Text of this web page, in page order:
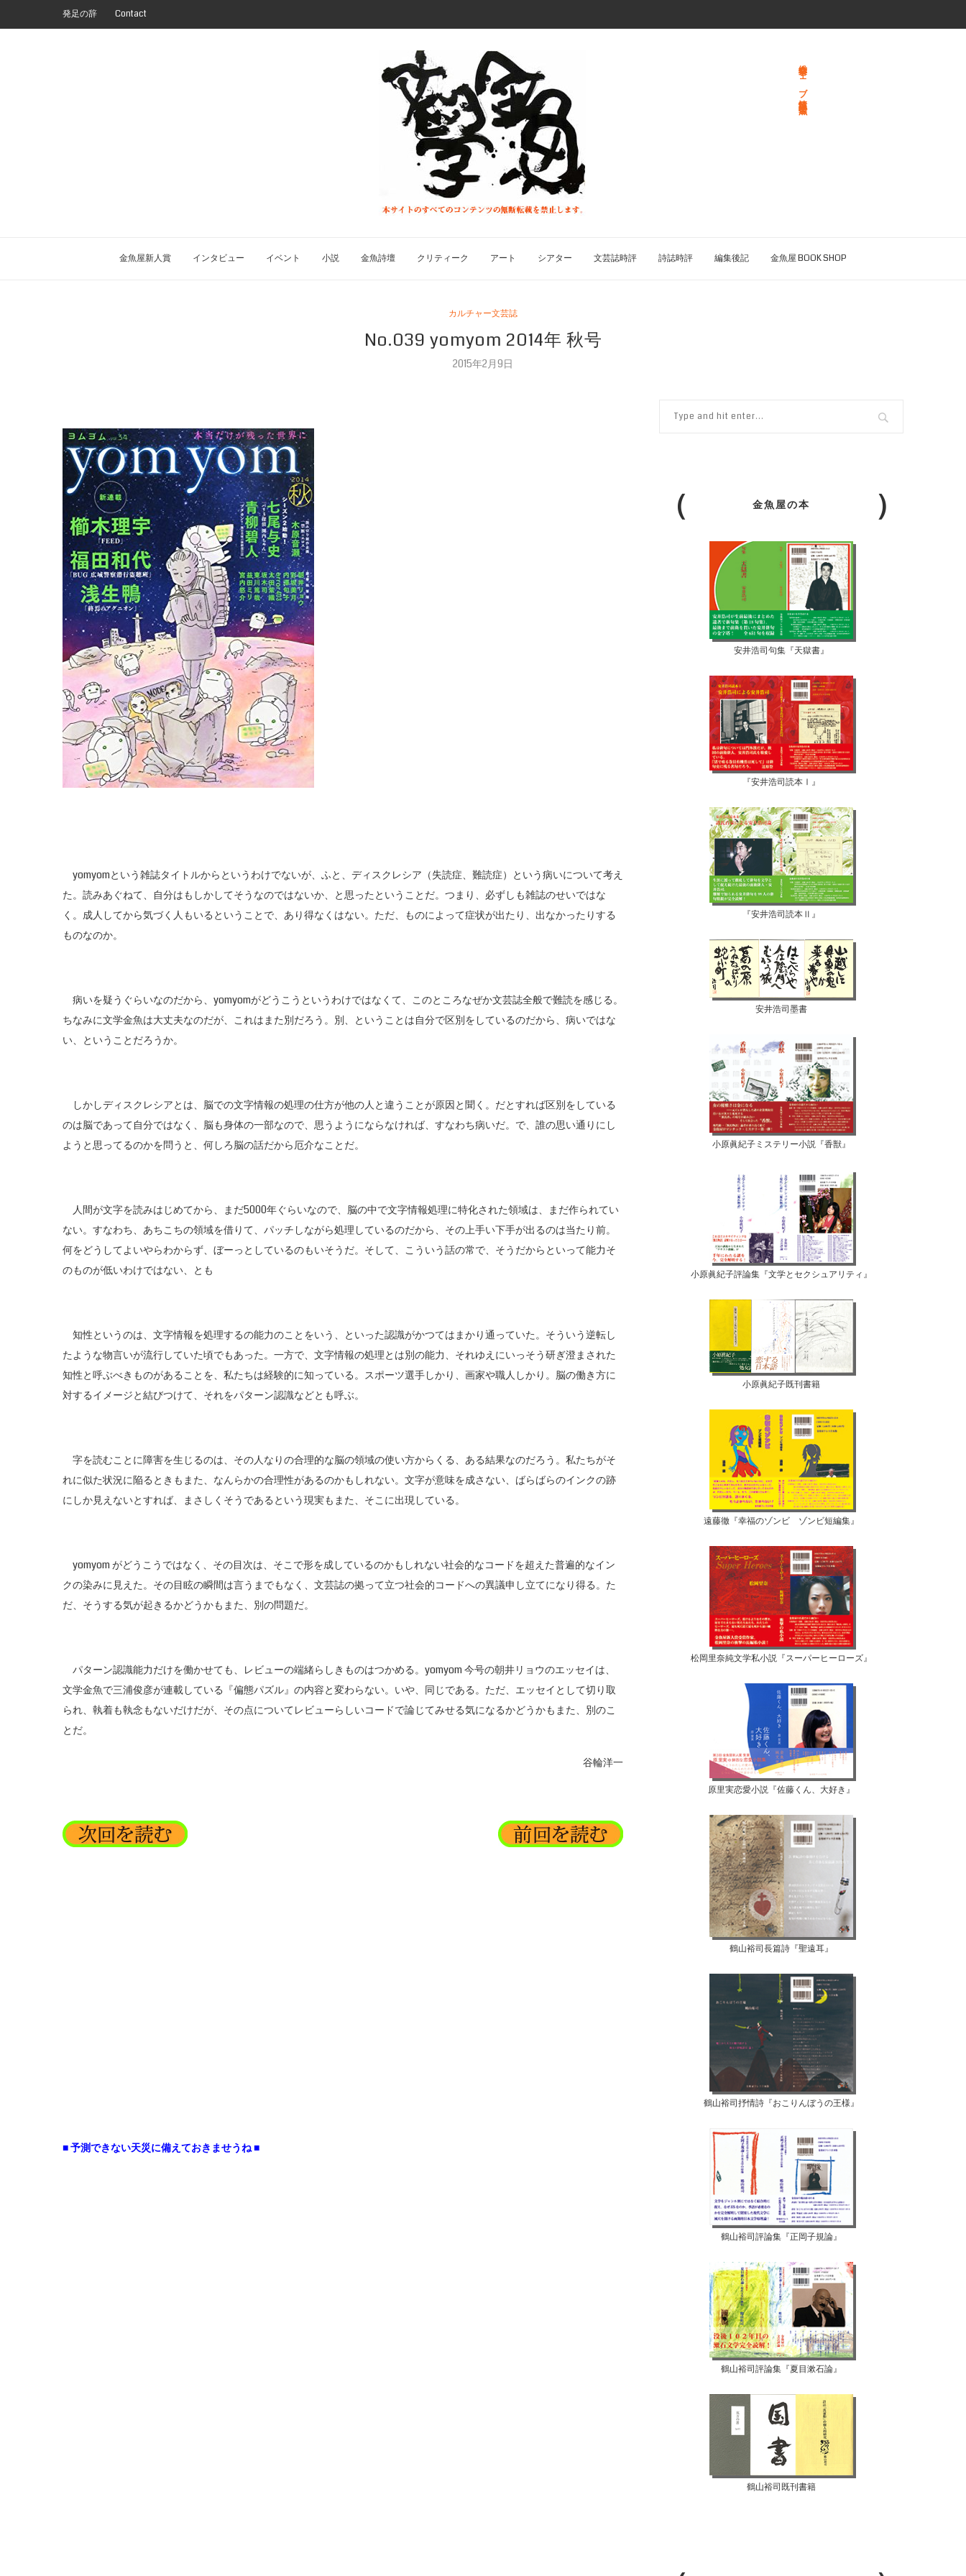
発足の辞 Contact
総合文学ウェブ情報誌 文学金魚
金魚屋新人賞 インタビュー イベント 小説 金魚詩壇 クリティーク アート シアター 文芸誌時評 詩誌時評 編集後記 金魚屋 BOOK SHOP
カルチャー文芸誌
No.039 yomyom 2014年 秋号
2015年2月9日
yomyomという雑誌タイトルからというわけでないが、ふと、ディスクレシア（失読症、難読症）という病いについて考え
た。読みあぐねて、自分はもしかしてそうなのではないか、と思ったということだ。つまり、必ずしも雑誌のせいではな
く。成人してから気づく人もいるということで、あり得なくはない。ただ、ものによって症状が出たり、出なかったりする
ものなのか。
病いを疑うぐらいなのだから、yomyomがどうこうというわけではなくて、このところなぜか文芸誌全般で難読を感じる。
ちなみに文学金魚は大丈夫なのだが、これはまた別だろう。別、ということは自分で区別をしているのだから、病いではな
い、ということだろうか。
しかしディスクレシアとは、脳での文字情報の処理の仕方が他の人と違うことが原因と聞く。だとすれば区別をしている
のは脳であって自分ではなく、脳も身体の一部なので、思うようにならなければ、すなわち病いだ。で、誰の思い通りにし
ようと思ってるのかを問うと、何しろ脳の話だから厄介なことだ。
人間が文字を読みはじめてから、まだ5000年ぐらいなので、脳の中で文字情報処理に特化された領域は、まだ作られてい
ない。すなわち、あちこちの領域を借りて、パッチしながら処理しているのだから、その上手い下手が出るのは当たり前。
何をどうしてよいやらわからず、ぼーっとしているのもいそうだ。そして、こういう話の常で、そうだからといって能力そ
のものが低いわけではない、とも
知性というのは、文字情報を処理するの能力のことをいう、といった認識がかつてはまかり通っていた。そういう逆転し
たような物言いが流行していた頃でもあった。一方で、文字情報の処理とは別の能力、それゆえにいっそう研ぎ澄まされた
知性と呼ぶべきものがあることを、私たちは経験的に知っている。スポーツ選手しかり、画家や職人しかり。脳の働き方に
対するイメージと結びつけて、それをパターン認識などとも呼ぶ。
字を読むことに障害を生じるのは、その人なりの合理的な脳の領域の使い方からくる、ある結果なのだろう。私たちがそ
れに似た状況に陥るときもまた、なんらかの合理性があるのかもしれない。文字が意味を成さない、ばらばらのインクの跡
にしか見えないとすれば、まさしくそうであるという現実もまた、そこに出現している。
yomyom がどうこうではなく、その目次は、そこで形を成しているのかもしれない社会的なコードを超えた普遍的なイン
クの染みに見えた。その目眩の瞬間は言うまでもなく、文芸誌の拠って立つ社会的コードへの異議申し立てになり得る。た
だ、そうする気が起きるかどうかもまた、別の問題だ。
パターン認識能力だけを働かせても、レビューの端緒らしきものはつかめる。yomyom 今号の朝井リョウのエッセイは、
文学金魚で三浦俊彦が連載している『偏態パズル』の内容と変わらない。いや、同じである。ただ、エッセイとして切り取
られ、執着も執念もないだけだが、その点についてレビューらしいコードで論じてみせる気になるかどうかもまた、別のこ
とだ。
谷輪洋一
■ 予測できない天災に備えておきませうね ■
金魚屋の本
安井浩司句集『天獄書』
『安井浩司読本Ⅰ』
『安井浩司読本Ⅱ』
安井浩司墨書
小原眞紀子ミステリー小説『香獣』
小原眞紀子評論集『文学とセクシュアリティ』
小原眞紀子既刊書籍
遠藤徹『幸福のゾンビ ゾンビ短編集』
松岡里奈純文学私小説『スーパーヒーローズ』
原里実恋愛小説『佐藤くん、大好き』
鶴山裕司長篇詩『聖遠耳』
鶴山裕司抒情詩『おこりんぼうの王様』
鶴山裕司評論集『正岡子規論』
鶴山裕司評論集『夏目漱石論』
鶴山裕司既刊書籍